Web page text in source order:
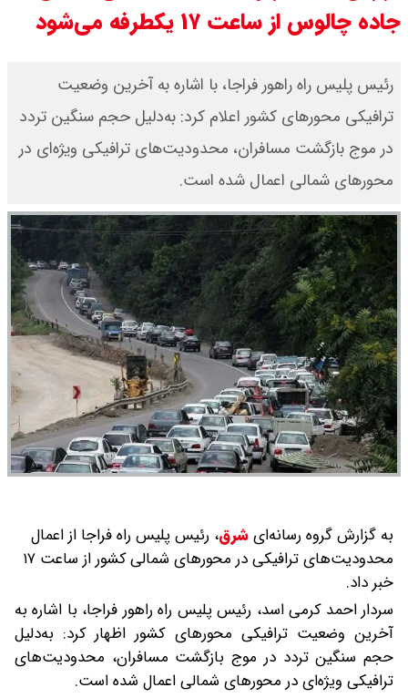
قیمت دلار و یورو امروز جمعه ۱۶ مرداد
۱۴۰۵ / دلار چند ؟ + جدول
قیمت سکه پارسیان امروز جمعه ۱۶
مرداد ۱۴۰۵ / سکه پارسیان ۱۰۰ سوتی
جاده چالوس از ساعت ۱۷ یکطرفه می‌شود
رئیس پلیس راه راهور فراجا، با اشاره به آخرین وضعیت
ترافیکی محورهای کشور اعلام کرد: به‌دلیل حجم سنگین تردد
در موج بازگشت مسافران، محدودیت‌های ترافیکی ویژه‌ای در
محورهای شمالی اعمال شده است.
به گزارش گروه رسانه‌ایشرق، رئیس پلیس راه فراجا از اعمال
محدودیت‌های ترافیکی در محورهای شمالی کشور از ساعت ۱۷
خبر داد.
سردار احمد کرمی اسد، رئیس پلیس راه راهور فراجا، با اشاره به
آخرین وضعیت ترافیکی محورهای کشور اظهار کرد: به‌دلیل
حجم سنگین تردد در موج بازگشت مسافران، محدودیت‌های
ترافیکی ویژه‌ای در محورهای شمالی اعمال شده است.